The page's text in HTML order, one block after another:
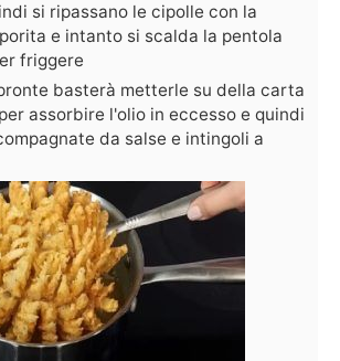
si ripassano le cipolle con la
e intanto si scalda la pentola
friggere
basterà metterle su della carta
assorbire l'olio in eccesso e quindi
da salse e intingoli a